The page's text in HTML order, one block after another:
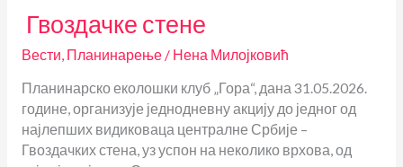
Гвоздачке стене
Вести, Планинарење/ Нена Милојковић
Планинарско еколошки клуб „Гора“, дана 31.05.2026.
године, организује једнодневну акцију до једног од
најлепших видиковаца централне Србије –
Гвоздачких стена, уз успон на неколико врхова, од